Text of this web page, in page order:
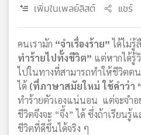
เอส
แผนที่
วิทยุ
เครือ
ข่าย
เพิ่มในเพลย์ลิสต์ แชร์
คนเรามัก “จำเรื่องร้าย”ได้ไม่รู้
ทำร้ายไปทั้งชีวิต” แต่หากได้รู้
ไปในทางที่สามารถทำให้ชีวิตต
ได้ (ที่ภาษาสมัยใหม่ ใช้คำว่า
ทำร้ายตัวเองแน่นอน แต่จะจำอ
ชีวิตจึงจะ “จึ้ง” ได้ ซึ่งถ้าเรียนรู้
ชีวิตที่ดีขึ้นได้จริง ๆ